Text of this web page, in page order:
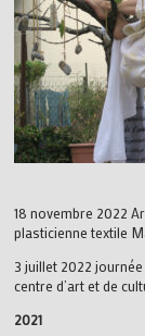
18 novembre 2022
plasticienne textile
3 juillet 2022
centre d’art et de
2021